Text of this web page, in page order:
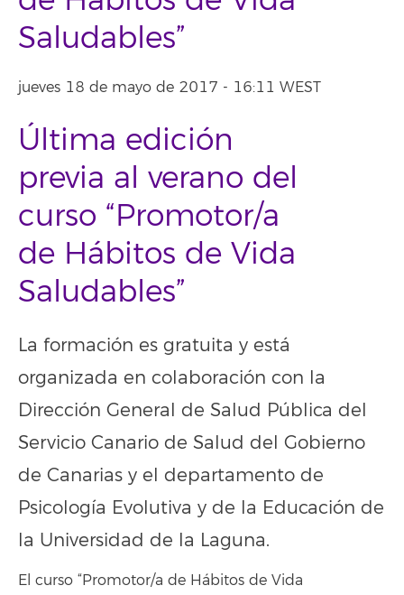
Saludables”
jueves 18 de mayo de 2017 - 16:11 WEST
Última edición
previa al verano del
curso “Promotor/a
de Hábitos de Vida
Saludables”
La formación es gratuita y está
organizada en colaboración con la
Dirección General de Salud Pública del
Servicio Canario de Salud del Gobierno
de Canarias y el departamento de
Psicología Evolutiva y de la Educación de
la Universidad de la Laguna.
El curso “Promotor/a de Hábitos de Vida